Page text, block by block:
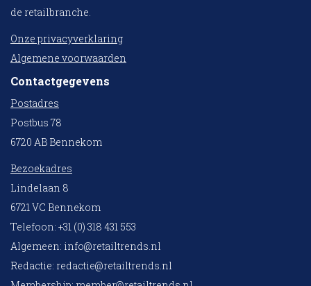
de retailbranche.
Onze privacyverklaring
Algemene voorwaarden
Contactgegevens
Postadres
Postbus 78
6720 AB Bennekom
Bezoekadres
Lindelaan 8
6721 VC Bennekom
Telefoon: +31 (0) 318 431 553
Algemeen: info@retailtrends.nl
Redactie: redactie@retailtrends.nl